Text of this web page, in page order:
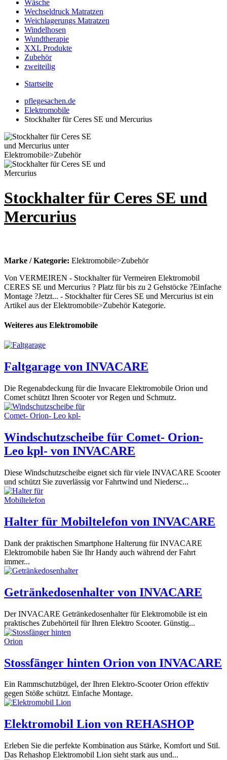
Wäsche
Wechseldruck Matratzen
Weichlagerungs Matratzen
Windelhosen
Wundtherapie
XXL Produkte
Zubehör
zweiteilig
Startseite
pflegesachen.de
Elektromobile
Stockhalter für Ceres SE und Mercurius
Stockhalter für Ceres SE und
Mercurius
Marke / Kategorie: Elektromobile>Zubehör
Von VERMEIREN - Stockhalter für Vermeiren Elektromobil
CERES SE und Mercurius ? Platz für bis zu 2 Gehstöcke ?Einfache
Montage ?Jetzt... - Stockhalter für Ceres SE und Mercurius ist ein
Artikel aus der Elektromobile>Zubehör Kategorie.
Weiteres aus Elektromobile
Faltgarage von INVACARE
Die Regenabdeckung für die Invacare Elektromobile Orion und
Comet schützt Ihren Scooter vor Regen und Schmutz.
Windschutzscheibe für Comet- Orion-
Leo kpl- von INVACARE
Diese Windschutzscheibe eignet sich für viele INVACARE Scooter
und schützt Sie zuverlässig vor Fahrtwind und Niedersc...
Halter für Mobiltelefon von INVACARE
Dank der praktischen Smartphone Halterung für INVACARE
Elektromobile haben Sie Ihr Handy auch während der Fahrt
immer...
Getränkedosenhalter von INVACARE
Der INVACARE Getränkedosenhalter für Elektromobile ist ein
praktisches Zubehörteil für Ihren Elektro Scooter. Günstig...
Stossfänger hinten Orion von INVACARE
Ein Rammschutzbügel, der Ihren Elektro-Scooter Orion effektiv
gegen Stöße schützt. Einfache Montage.
Elektromobil Lion von REHASHOP
Erleben Sie die perfekte Kombination aus Stärke, Komfort und Stil.
Das Rehashop Elektromobil Lion sieht stark aus und...